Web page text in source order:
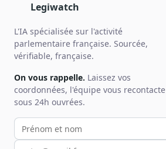
Legiwatch
L'IA spécialisée sur l'activité
parlementaire française. Sourcée,
vérifiable, française.
On vous rappelle. Laissez vos
coordonnées, l'équipe vous recontacte
sous 24h ouvrées.
Votre prénom et nom
Votre email
Votre téléphone